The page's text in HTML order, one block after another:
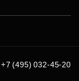
+7 (495) 032-45-20